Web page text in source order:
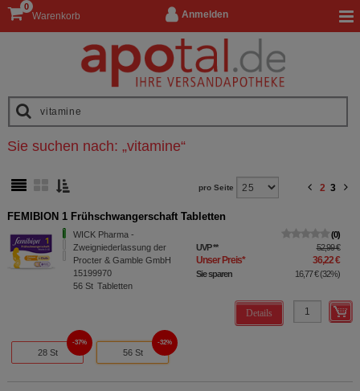
Anmelden
Warenkorb
0
Sie suchen nach: „vitamine“
pro Seite 2 3
FEMIBION 1 Frühschwangerschaft Tabletten
WICK Pharma -
Zweigniederlassung der
Procter & Gamble GmbH
15199970
56 St Tabletten
0
UVP** 52,99 €
Unser Preis* 36,22 €
Sie sparen 16,77 €(32%)
Details
28 St
37%
56 St
32%